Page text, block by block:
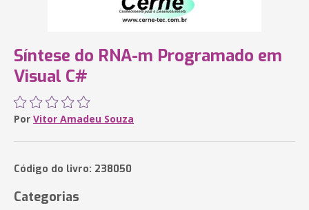
Síntese do RNA-m Programado em
Visual C#
Por Vitor Amadeu Souza
Código do livro: 238050
Categorias